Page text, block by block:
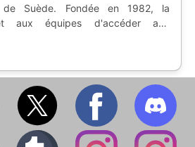
Suède. Fondée en 1982, la
aux équipes d'accéder aux